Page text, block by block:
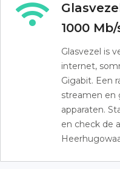
1000 Mb/
Glasvezel is
internet,
Gigabit. Een
streamen en
apparaten.
en check de